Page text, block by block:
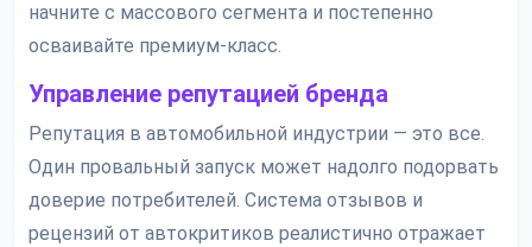
начните с массового сегмента и постепенно
осваивайте премиум-класс.
Управление репутацией бренда
Репутация в автомобильной индустрии — это все.
Один провальный запуск может надолго подорвать
доверие потребителей. Система отзывов и
рецензий от автокритиков реалистично отражает